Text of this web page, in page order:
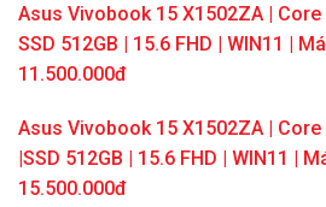
customer
rating
Asus Vivobook 15 X1502ZA | Core
SSD 512GB | 15.6 FHD | WIN11 |
11.500.000đ
Asus Vivobook 15 X1502ZA | Core
|SSD 512GB | 15.6 FHD | WIN11 |
15.500.000đ